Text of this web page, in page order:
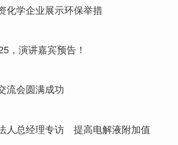
学企业展示环保举措
，演讲嘉宾预告！
流会圆满成功
人总经理专访 提高电解液附加值